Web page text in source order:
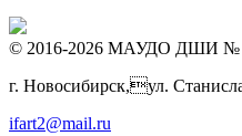
© 2016-2026 МАУДО ДШИ №
г. Новосибирск,ул.
ifart2@mail.ru